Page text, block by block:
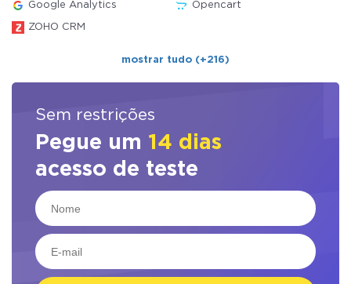
Google Analytics Opencart
ZOHO CRM
mostrar tudo (+216)
Sem restrições
Pegue um 14 dias
acesso de teste